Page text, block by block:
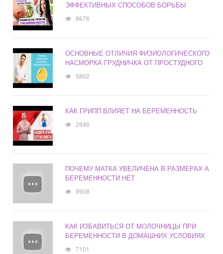
ЭФФЕКТИВНЫХ СПОСОБОВ БОРЬБЫ
8676
ОСНОВНЫЕ ОТЛИЧИЯ ФИЗИОЛОГИЧЕСКОГО
НАСМОРКА ГРУДНИЧКА ОТ ПРОСТУДНОГО
5862
КАК ГРИПП ВЛИЯЕТ НА БЕРЕМЕННОСТЬ
2646
ПОЧЕМУ МАТКА УВЕЛИЧЕНА В РАЗМЕРАХ А
БЕРЕМЕННОСТИ НЕТ
9908
КАК ИЗБАВИТЬСЯ ОТ МОЛОЧНИЦЫ ПРИ
БЕРЕМЕННОСТИ В ДОМАШНИХ УСЛОВИЯХ
7101